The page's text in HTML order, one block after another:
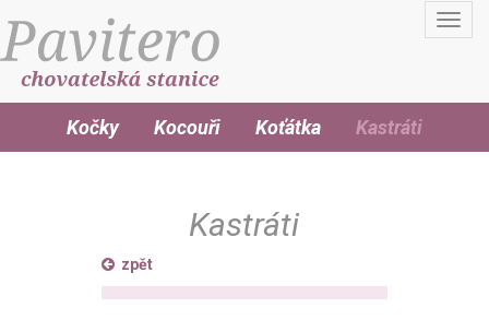
Kočky Kocouři Koťátka Kastráti
Kastráti
zpět